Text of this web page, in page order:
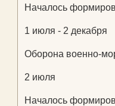
Началось
1 июля - 2 декабря
Оборона военно-
2 июля
Началось